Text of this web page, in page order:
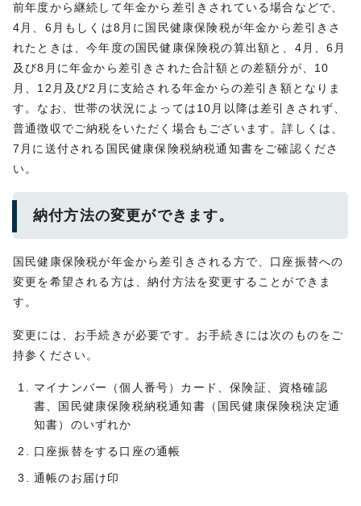
前年度から継続して年金から差引きされている場合などで、
4月、6月もしくは8月に国民健康保険税が年金から差引きさ
れたときは、今年度の国民健康保険税の算出額と、4月、6月
及び8月に年金から差引きされた合計額との差額分が、10
月、12月及び2月に支給される年金からの差引き額となりま
す。なお、世帯の状況によっては10月以降は差引きされず、
普通徴収でご納税をいただく場合もございます。詳しくは、
7月に送付される国民健康保険税納税通知書をご確認くださ
い。
納付方法の変更ができます。
国民健康保険税が年金から差引きされる方で、口座振替への
変更を希望される方は、納付方法を変更することができま
す。
変更には、お手続きが必要です。お手続きには次のものをご
持参ください。
マイナンバー（個人番号）カード、保険証、資格確認
書、国民健康保険税納税通知書（国民健康保険税決定通
知書）のいずれか
口座振替をする口座の通帳
通帳のお届け印